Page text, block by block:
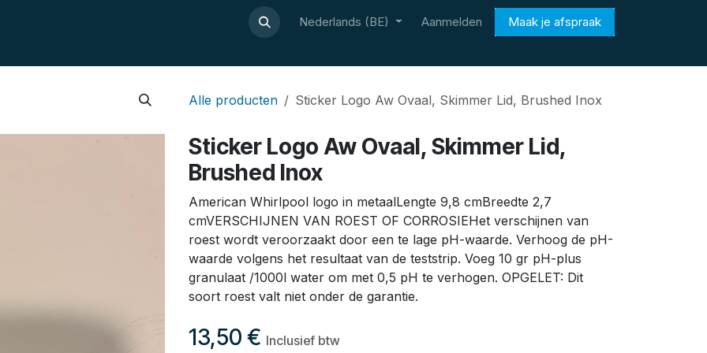
Contact Nederlands (BE) Aanmelden Maak je afspraak
Alle producten Sticker Logo Aw Ovaal, Skimmer Lid, Brushed Inox
Sticker Logo Aw Ovaal, Skimmer Lid,
Brushed Inox
American Whirlpool logo in metaalLengte 9,8 cmBreedte 2,7
cmVERSCHIJNEN VAN ROEST OF CORROSIEHet verschijnen van
roest wordt veroorzaakt door een te lage pH-waarde. Verhoog de pH-
waarde volgens het resultaat van de teststrip. Voeg 10 gr pH-plus
granulaat /1000l water om met 0,5 pH te verhogen. OPGELET: Dit
soort roest valt niet onder de garantie.
13,50 € Inclusief btw